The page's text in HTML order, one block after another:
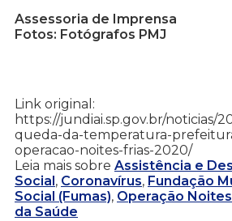
Assessoria de Imprensa
Fotos: Fotógrafos PMJ
Link original:
https://jundiai.sp.gov.br/noticias/
queda-da-temperatura-
operacao-noites-frias-2020/
Leia mais sobre Assistência e
Social, Coronavírus, Fundação
Social (Fumas), Operação
da Saúde